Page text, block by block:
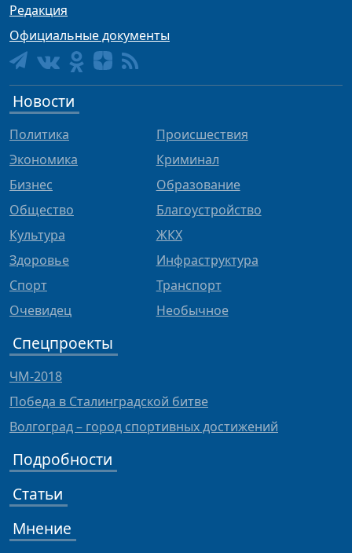
Редакция
Официальные документы
Новости
Политика
Экономика
Бизнес
Общество
Культура
Здоровье
Спорт
Очевидец
Происшествия
Криминал
Образование
Благоустройство
ЖКХ
Инфраструктура
Транспорт
Необычное
Спецпроекты
ЧМ-2018
Победа в Сталинградской битве
Волгоград – город спортивных достижений
Подробности
Статьи
Мнение